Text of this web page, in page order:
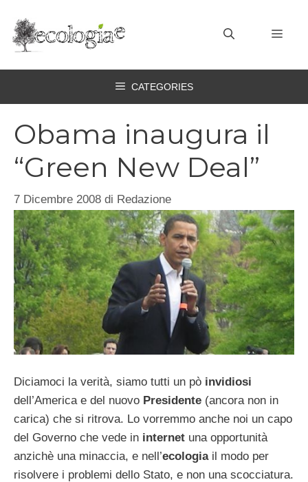
contenuto
CATEGORIES
Obama inaugura il
“Green New Deal”
7 Dicembre 2008 di Redazione
Diciamoci la verità, siamo tutti un pò invidiosi
dell’America e del nuovo Presidente (ancora non in
carica) che si ritrova. Lo vorremmo anche noi un capo
del Governo che vede in internet una opportunità
anzichè una minaccia, e nell’ecologia il modo per
risolvere i problemi dello Stato, e non una scocciatura.